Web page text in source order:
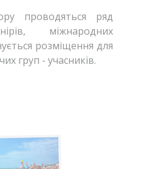
проводяться ряд
міжнародних
розміщення для
груп - учасників.